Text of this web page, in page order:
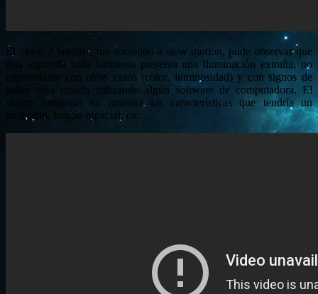
El vídeo 2 también fue sometido a slow motion, pude observar que
esta supuesta bola luminosa presenta una iluminación extraña, no
concordante con otros casos (color, luminosidad) y con signos de
haber sido creada utilizando algún software de computadora. El
objeto luminoso no muestra las características que tendría un
meteorito, basura espacial, etc.